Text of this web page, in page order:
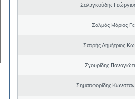
Σαλαγκούδης
Σαλμάς Μάριος
Σαρρής Δημήτριος
Σγουρίδης
Σημαιοφορίδης